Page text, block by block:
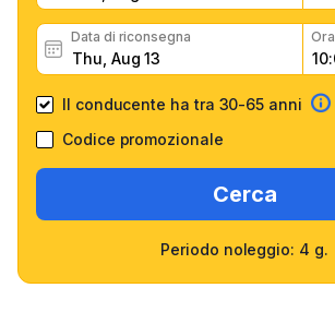
Data di riconsegna Ora
Il conducente ha tra 30-65 anni
Codice promozionale
Cerca
Periodo noleggio: 4 g.